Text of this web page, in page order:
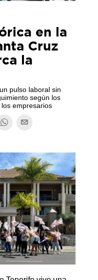
en la
Cruz
la
pulso laboral sin
según los
empresarios